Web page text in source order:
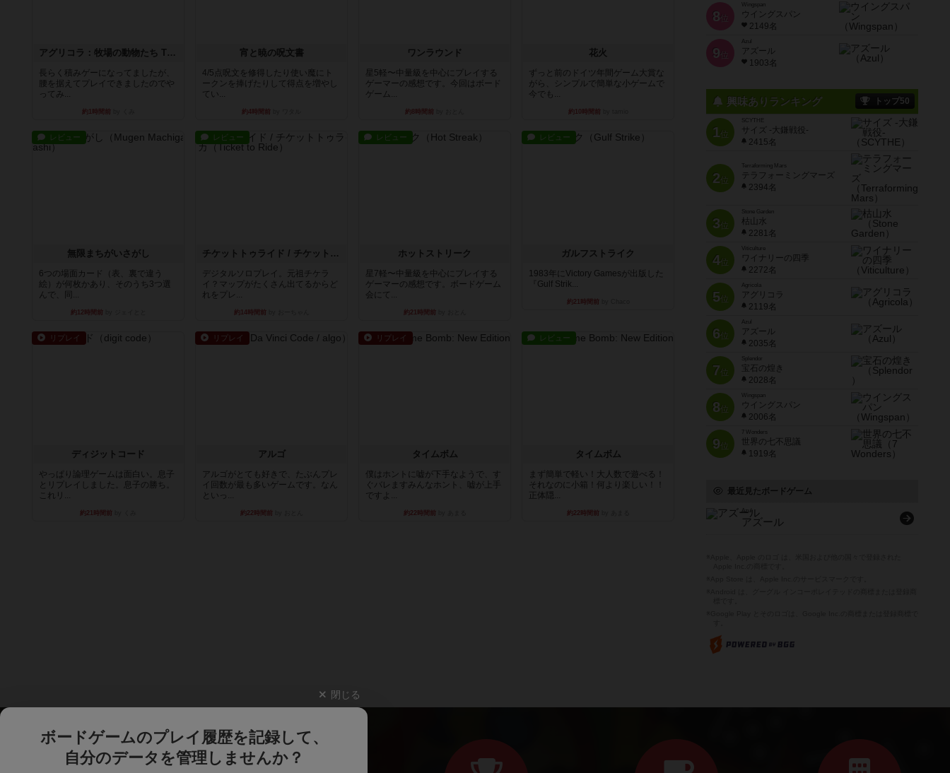
アグリコラ：牧場の動物たち THE BIG BOX
長らく積みゲーになってましたが、
腰を据えてプレイできましたのでや
ってみ...
約1時間前
宵と暁の呪文書
4/5点呪文を修得したり使い魔にト
ークンを捧げたりして得点を増やし
てい...
約4時間前
ワンラウンド
星5軽〜中量級を中心にプレイする
ゲーマーの感想です。今回はボード
ゲーム...
約8時間前
花火
ずっと前のドイツ年間ゲーム大賞な
がら、シンプルで簡単な小ゲームで
今でも...
約10時間前
レビュー
無限まちがいさがし
6つの場面カード（表、裏で違う
絵）が何枚かあり、そのうち3つ選
んで、同...
約12時間前
レビュー
チケットトゥライド / チケットトゥライドアメリカ
デジタルソロプレイ。元祖チケラ
イ？マップがたくさん出てるからど
れをプレ...
約14時間前
レビュー
ホットストリーク
星7軽〜中量級を中心にプレイする
ゲーマーの感想です。ボードゲーム
会にて...
約21時間前
レビュー
ガルフストライク
1983年にVictory Gamesが出版した
『Gulf Strik...
約21時間前
リプレイ
ディジットコード
やっぱり論理ゲームは面白い。息子
とリプレイしました。息子の勝ち。
これリ...
約21時間前
リプレイ
アルゴ
アルゴがとても好きで、たぶんプレ
イ回数が最も多いゲームです。なん
といっ...
約22時間前
リプレイ
タイムボム
僕はホントに嘘が下手なようで、す
ぐバレますみんなホント、嘘が上手
ですよ...
約22時間前
レビュー
タイムボム
まず簡単で軽い！大人数で遊べる！
それなのに小箱！何より楽しい！！
正体隠...
約22時間前
8 位
Wingspan
ウイングスパン
2149名
9 位
Azul
アズール
1903名
興味ありランキング トップ50
1位
SCYTHE
サイズ -大鎌戦役-
2415名
2位
Terraforming Mars
テラフォーミングマーズ
2394名
3位
Stone Garden
枯山水
2281名
4位
Viticulture
ワイナリーの四季
2272名
5位
Agricola
アグリコラ
2119名
6位
Azul
アズール
2035名
7位
宝石の煌き
2028名
8位
Wingspan
ウイングスパン
2006名
9位
7 Wonders
世界の七不思議
1919名
最近見たボードゲーム
Azul
アズール
閉じる
ボードゲームのプレイ履歴を記録して、
自分のデータを管理しませんか？